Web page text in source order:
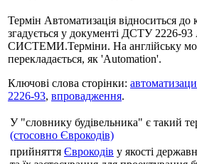
Термін Автоматизація відноситься до
згадується у документі ДСТУ
СИСТЕМИ.Терміни. На англійську
перекладається, як 'Automation'.
Ключові слова сторінки:
2226-93, впровадження.
У "словнику будівельника" є такий
(стосовно Єврокодів)
прийняття Єврокодів у якості